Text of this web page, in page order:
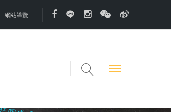
網站導覽